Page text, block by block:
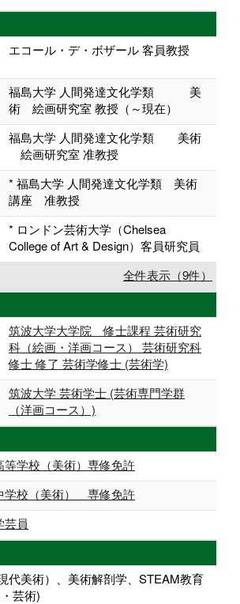
エコール・デ・ボザール 客員教授
福島大学 人間発達文化学類 美
術 絵画研究室 教授（～現在）
福島大学 人間発達文化学類 美術
絵画研究室 准教授
* 福島大学 人間発達文化学類 美術
講座 准教授
* ロンドン芸術大学（Chelsea
College of Art & Design）客員研究員
全件表示（9件）
筑波大学大学院 修士課程 芸術研究
科（絵画・洋画コース） 芸術研究科
修士 修了 芸術学修士 (芸術学)
筑波大学 芸術学士 (芸術専門学群
（洋画コース）)
等学校（美術）専修免許
学校（美術） 専修免許
芸員
代美術）、美術解剖学、STEAM教育
芸術)